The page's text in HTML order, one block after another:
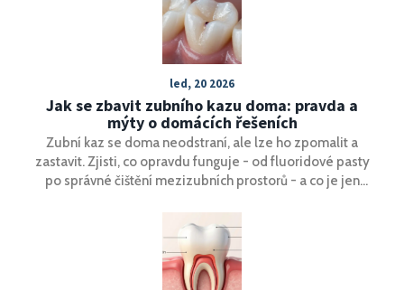
led, 20 2026
Jak se zbavit zubního kazu doma: pravda a
mýty o domácích řešeních
Zubní kaz se doma neodstraní, ale lze ho zpomalit a
zastavit. Zjisti, co opravdu funguje - od fluoridové pasty
po správné čištění mezizubních prostorů - a co je jen